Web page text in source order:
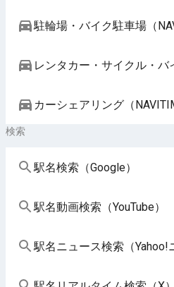
駐輪場・バイク駐車場（
レンタカー・サイクル・バ
カーシェアリング（
検索
駅名検索（Google）
駅名動画検索（YouTube）
駅名ニュース検索（Yahoo!